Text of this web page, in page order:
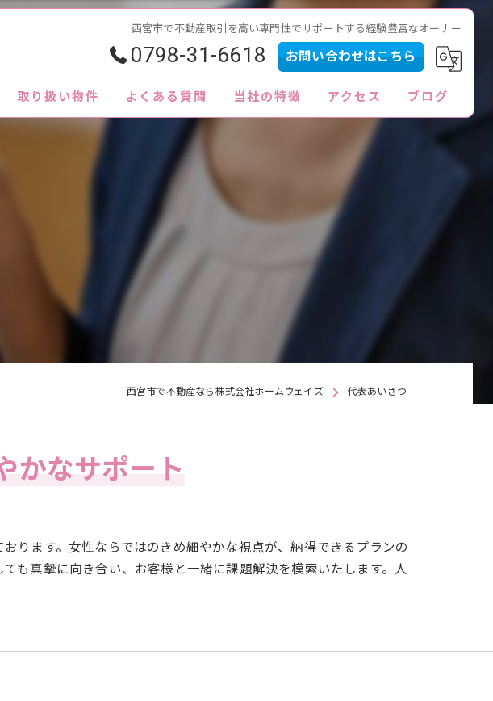
西宮市で不動産取引を高い専門性でサポートする経験豊富なオーナー
0798-31-6618 お問い合わせはこちら
取り扱い物件 よくある質問 当社の特徴
買取
アクセス ブログ
西宮市で不動産なら株式会社ホームウェイズ 代表あいさつ
かなサポート
ります。女性ならではのきめ細やかな視点が、納得できるプランの
も真摯に向き合い、お客様と一緒に課題解決を模索いたします。人